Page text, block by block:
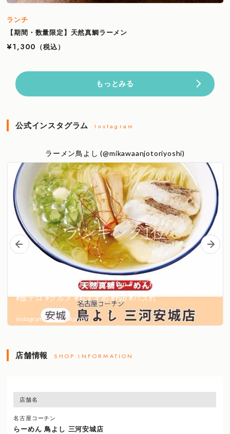
ランチ
【期間・数量限定】天然真鯛ラーメン
¥1,300
（税込）
もっとみる
公式インスタグラム Instagram
店舗情報 SHOP INFORMATION
店舗名
名古屋コーチン
らーめん 鳥よし 三河安城店